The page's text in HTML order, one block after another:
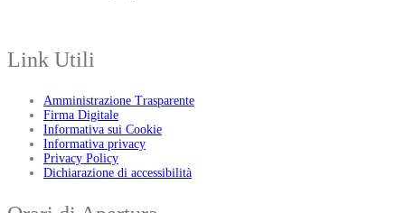
Link Utili
Amministrazione Trasparente
Firma Digitale
Informativa sui Cookie
Informativa privacy
Privacy Policy
Dichiarazione di accessibilità